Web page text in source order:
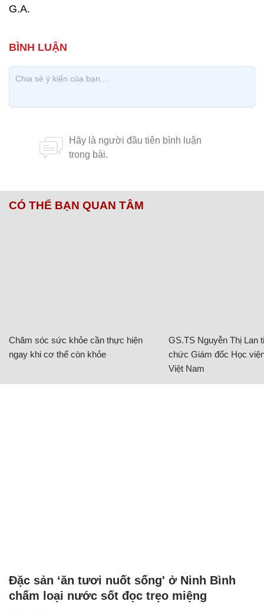
G.A.
CÓ THỂ BẠN QUAN TÂM
Chăm sóc sức khỏe cần thực hiện
ngay khi cơ thể còn khỏe
GS.TS Nguyễn Thị Lan
chức Giám đốc Học
Việt Nam
Đặc sản ‘ăn tươi nuốt sống' ở Ninh Bình
chấm loại nước sốt đọc trẹo miệng